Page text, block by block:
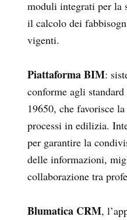
moduli integrati per la
il calcolo dei
vigenti.
Piattaforma BIM:
conforme agli
19650, che favorisce
processi in edilizia.
per garantire la
delle informazioni,
collaborazione tra
Blumatica CRM,